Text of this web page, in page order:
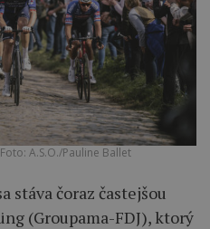
A.S.O./Pauline Ballet
stáva čoraz častejšou
(Groupama-FDJ), ktorý